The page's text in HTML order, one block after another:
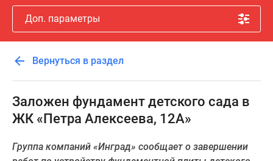
Новостройки
Подмосковья
Новостройки
Москвы
Готовые
новостройки
Новостройки
Специальные
Доп. параметры
Вернуться в раздел
Заложен фундамент детского сада в
ЖК «Петра Алексеева, 12А»
Группа компаний «Инград» сообщает о завершении